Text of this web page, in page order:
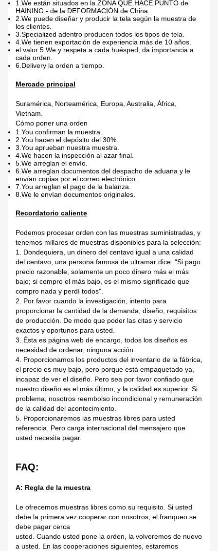
1.We están situados en la ZONA QUE HACE PUNTO de
HAINING - de la DEFORMACIÓN de China.
2.We puede diseñar y producir la tela según la muestra de
los clientes.
3.Specialized adentro producen todos los tipos de tela.
4.We tienen exportación de experiencia más de 10 años.
el valor 5.We y respeta a cada huésped, da importancia a
cada orden.
6.Delivery la orden a tiempo.
Mercado principal
Suramérica, Norteamérica, Europa, Australia, África,
Vietnam.
Cómo poner una orden
1.You confirman la muestra.
2.You hacen el depósito del 30%.
3.You aprueban nuestra muestra.
4.We hacen la inspección al azar final.
5.We arreglan el envío.
6.We arreglan documentos del despacho de aduana y le
envían copias por el correo electrónico.
7.You arreglan el pago de la balanza.
8.We le envían documentos originales.
Recordatorio caliente
Podemos procesar orden con las muestras suministradas, y
tenemos millares de muestras disponibles para la selección:
1. Dondequiera, un dinero del centavo igual a una calidad
del centavo, una persona famosa de ultramar dice: “Si pago
precio razonable, solamente un poco dinero más el más
bajo; si compro el más bajo, es el mismo significado que
compro nada y perdí todos”.
2. Por favor cuando la investigación, intento para
proporcionar la cantidad de la demanda, diseño, requisitos
de producción. De modo que poder las citas y servicio
exactos y oportunos para usted.
3. Ésta es página web de encargo, todos los diseños es
necesidad de ordenar, ninguna acción.
4. Proporcionamos los productos del inventario de la fábrica,
el precio es muy bajo, pero porque está empaquetado ya,
incapaz de ver el diseño. Pero sea por favor confiado que
nuestro diseño es el más último, y la calidad es superior. Si
problema, nosotros reembolso incondicional y remuneración
de la calidad del acontecimiento.
5. Proporcionaremos las muestras libres para usted
referencia. Pero carga internacional del mensajero que
usted necesita pagar.
FAQ:
A: Regla de la muestra
Le ofrecemos muestras libres como su requisito. Si usted
debe la primera vez cooperar con nosotros, el franqueo se
debe pagar cerca
usted. Cuando usted pone la orden, la volveremos de nuevo
a usted. En las cooperaciones siguientes, estaremos